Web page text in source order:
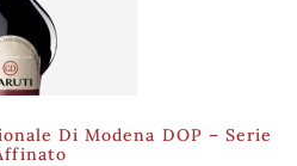
Di Modena DOP – Serie